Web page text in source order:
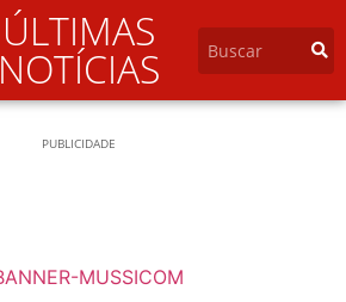
ÚLTIMAS
NOTÍCIAS
PUBLICIDADE